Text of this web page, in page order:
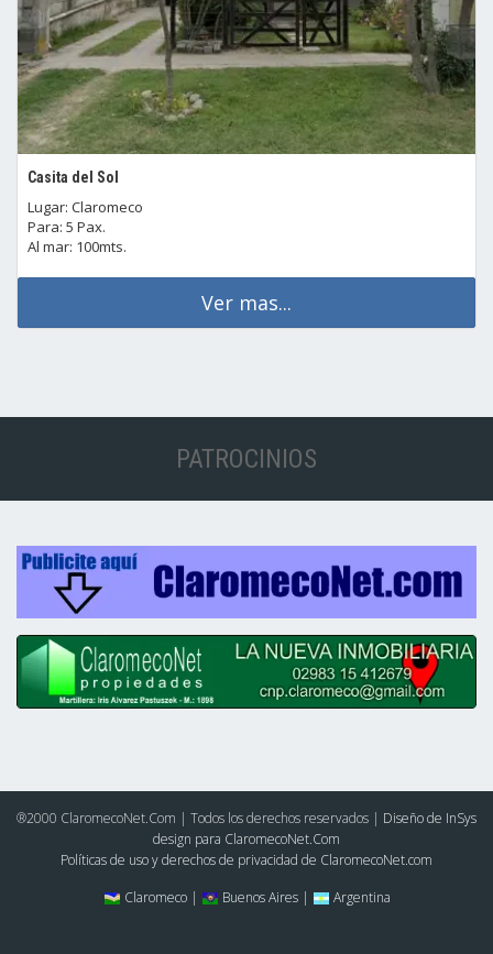
Casita del Sol
Lugar: Claromeco
Para: 5 Pax.
Al mar: 100mts.
Ver mas...
PATROCINIOS
®2000 ClaromecoNet.Com | Todos los derechos reservados | Diseño de InSys
design para ClaromecoNet.Com
Políticas de uso y derechos de privacidad de ClaromecoNet.com
Claromeco |
Buenos Aires | Argentina